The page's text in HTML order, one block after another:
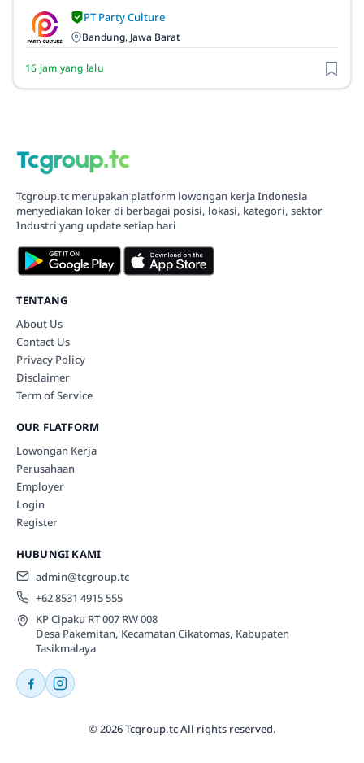
PT Party Culture
Bandung, Jawa Barat
16 jam yang lalu
Tcgroup.tc merupakan platform lowongan kerja Indonesia
menyediakan loker di berbagai posisi, lokasi, kategori, sektor
Industri yang update setiap hari
TENTANG
About Us
Contact Us
Privacy Policy
Disclaimer
Term of Service
OUR FLATFORM
Lowongan Kerja
Perusahaan
Employer
Login
Register
HUBUNGI KAMI
admin@tcgroup.tc
+62 8531 4915 555
KP Cipaku RT 007 RW 008
Desa Pakemitan, Kecamatan Cikatomas, Kabupaten
Tasikmalaya
© 2026 Tcgroup.tc All rights reserved.